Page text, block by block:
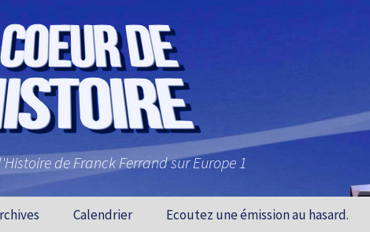
de Franck Ferrand sur Europe 1
Calendrier Ecoutez une émission au hasard.